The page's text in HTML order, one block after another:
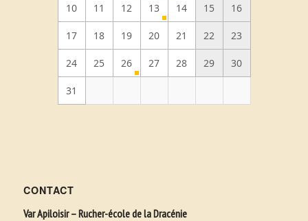
10 11 12 13 14 15 16
17 18 19 20 21 22 23
24 25 26 27 28 29 30
31
CONTACT
Var Apiloisir – Rucher-école de la Dracénie